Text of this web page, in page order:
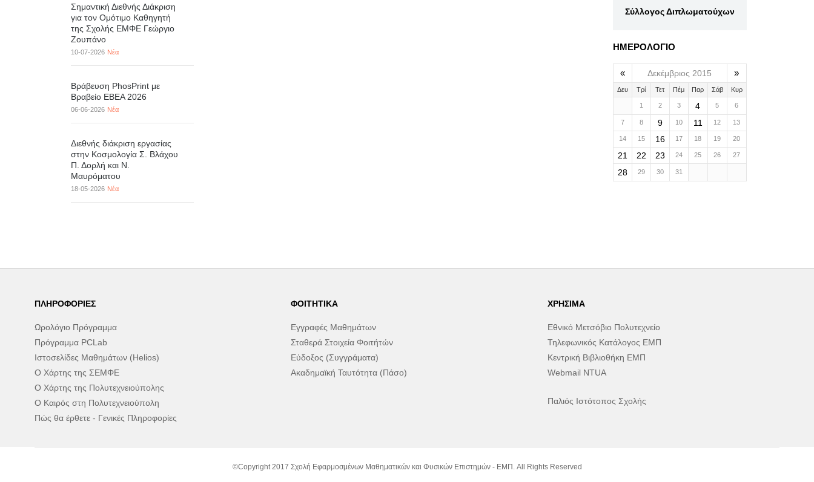
Σημαντική Διεθνής Διάκριση
για τον Ομότιμο Καθηγητή
της Σχολής ΕΜΦΕ Γεώργιο
Ζουπάνο
10-07-2026 Νέα
Βράβευση PhosPrint με
Βραβείο ΕΒΕΑ 2026
06-06-2026 Νέα
Διεθνής διάκριση εργασίας
στην Κοσμολογία Σ. Βλάχου
Π. Δορλή και Ν.
Μαυρόματου
18-05-2026 Νέα
Σύλλογος Διπλωματούχων
ΗΜΕΡΟΛΟΓΙΟ
« Δεκέμβριος 2015 »
Δευ Τρί Τετ Πέμ Παρ Σάβ Κυρ
1 2 3 4 5 6
7 8 9 10 11 12 13
14 15 16 17 18 19 20
21 22 23 24 25 26 27
28 29 30 31
ΠΛΗΡΟΦΟΡΊΕΣ
Ωρολόγιο Πρόγραμμα
Πρόγραμμα PCLab
Ιστοσελίδες Μαθημάτων (Helios)
Ο Χάρτης της ΣΕΜΦΕ
Ο Χάρτης της Πολυτεχνειούπολης
Ο Καιρός στη Πολυτεχνειούπολη
Πώς θα έρθετε - Γενικές Πληροφορίες
ΦΟΙΤΗΤΙΚΆ
Εγγραφές Μαθημάτων
Σταθερά Στοιχεία Φοιτήτών
Εύδοξος (Συγγράματα)
Ακαδημαϊκή Ταυτότητα (Πάσο)
ΧΡΉΣΙΜΑ
Εθνικό Μετσόβιο Πολυτεχνείο
Τηλεφωνικός Κατάλογος ΕΜΠ
Κεντρική Βιβλιοθήκη ΕΜΠ
Webmail NTUA
Παλιός Ιστότοπος Σχολής
©Copyright 2017 Σχολή Εφαρμοσμένων Μαθηματικών και Φυσικών Επιστημών - ΕΜΠ. All Rights Reserved